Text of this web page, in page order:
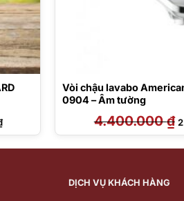
Giá
hiện
tại
6.578.280 ₫.
Vòi chậu lavabo
0904 – Âm tường
4.400.000₫
DỊCH VỤ KHÁCH HÀNG